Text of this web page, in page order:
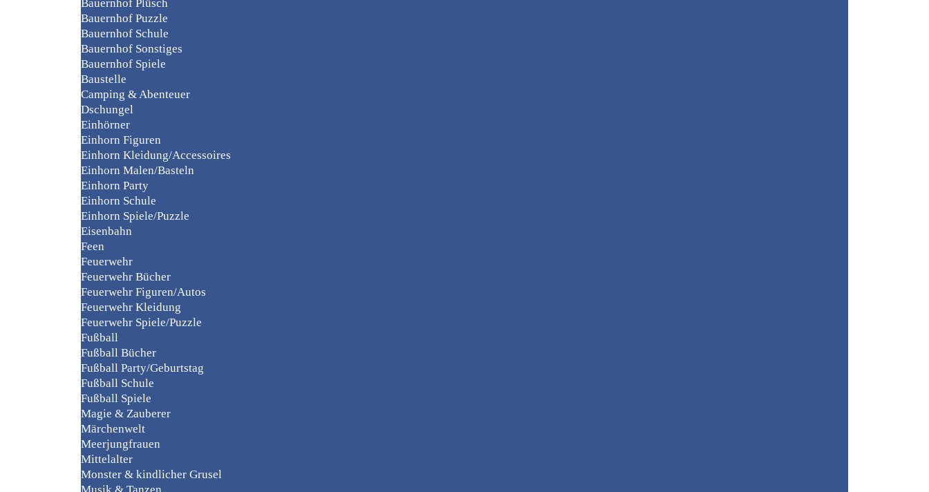
Bauernhof Plüsch
Bauernhof Puzzle
Bauernhof Schule
Bauernhof Sonstiges
Bauernhof Spiele
Baustelle
Camping & Abenteuer
Dschungel
Einhörner
Einhorn Figuren
Einhorn Kleidung/Accessoires
Einhorn Malen/Basteln
Einhorn Party
Einhorn Schule
Einhorn Spiele/Puzzle
Eisenbahn
Feen
Feuerwehr
Feuerwehr Bücher
Feuerwehr Figuren/Autos
Feuerwehr Kleidung
Feuerwehr Spiele/Puzzle
Fußball
Fußball Bücher
Fußball Party/Geburtstag
Fußball Schule
Fußball Spiele
Magie & Zauberer
Märchenwelt
Meerjungfrauen
Mittelalter
Monster & kindlicher Grusel